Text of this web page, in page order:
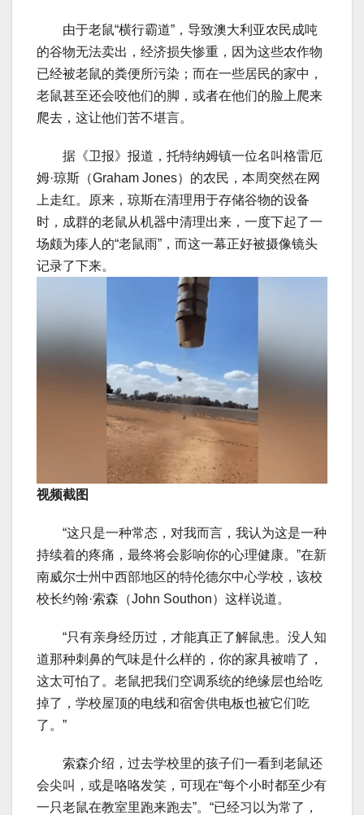
由于老鼠“横行霸道”，导致澳大利亚农民成吨
的谷物无法卖出，经济损失惨重，因为这些农作物
已经被老鼠的粪便所污染；而在一些居民的家中，
老鼠甚至还会咬他们的脚，或者在他们的脸上爬来
爬去，这让他们苦不堪言。
据《卫报》报道，托特纳姆镇一位名叫格雷厄
姆·琼斯（Graham Jones）的农民，本周突然在网
上走红。原来，琼斯在清理用于存储谷物的设备
时，成群的老鼠从机器中清理出来，一度下起了一
场颇为瘆人的“老鼠雨”，而这一幕正好被摄像镜头
记录了下来。
视频截图
“这只是一种常态，对我而言，我认为这是一种
持续着的疼痛，最终将会影响你的心理健康。”在新
南威尔士州中西部地区的特伦德尔中心学校，该校
校长约翰·索森（John Southon）这样说道。
“只有亲身经历过，才能真正了解鼠患。没人知
道那种刺鼻的气味是什么样的，你的家具被啃了，
这太可怕了。老鼠把我们空调系统的绝缘层也给吃
掉了，学校屋顶的电线和宿舍供电板也被它们吃
了。”
索森介绍，过去学校里的孩子们一看到老鼠还
会尖叫，或是咯咯发笑，可现在“每个小时都至少有
一只老鼠在教室里跑来跑去”。“已经习以为常了，